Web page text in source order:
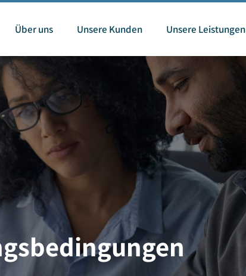
Über uns Unsere Kunden Unsere Leistungen